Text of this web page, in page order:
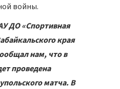
войны.
ДО «Спортивная
края
нам, что в
проведена
матча. В